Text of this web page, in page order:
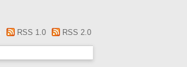
RSS 1.0 RSS 2.0